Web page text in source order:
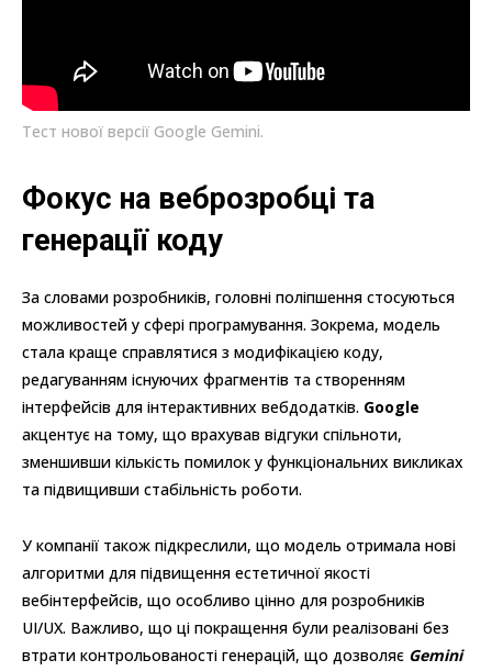
Тест нової версії Google Gemini.
Фокус на веброзробці та
генерації коду
За словами розробників, головні поліпшення стосуються
можливостей у сфері програмування. Зокрема, модель
стала краще справлятися з модифікацією коду,
редагуванням існуючих фрагментів та створенням
інтерфейсів для інтерактивних вебдодатків. Google
акцентує на тому, що врахував відгуки спільноти,
зменшивши кількість помилок у функціональних викликах
та підвищивши стабільність роботи.
У компанії також підкреслили, що модель отримала нові
алгоритми для підвищення естетичної якості
вебінтерфейсів, що особливо цінно для розробників
UI/UX. Важливо, що ці покращення були реалізовані без
втрати контрольованості генерацій, що дозволяє Gemini